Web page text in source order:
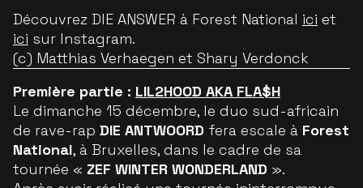
Découvrez DIE ANSWER à Forest National ici et
ici sur Instagram.
(c) Matthias Verhaegen et Shary Verdonck
Première partie : LIL2HOOD AKA FLA$H
Le dimanche 15 décembre, le duo sud-africain
de rave-rap DIE ANTWOORD fera escale à Forest
National, à Bruxelles, dans le cadre de sa
tournée « ZEF WINTER WONDERLAND ».